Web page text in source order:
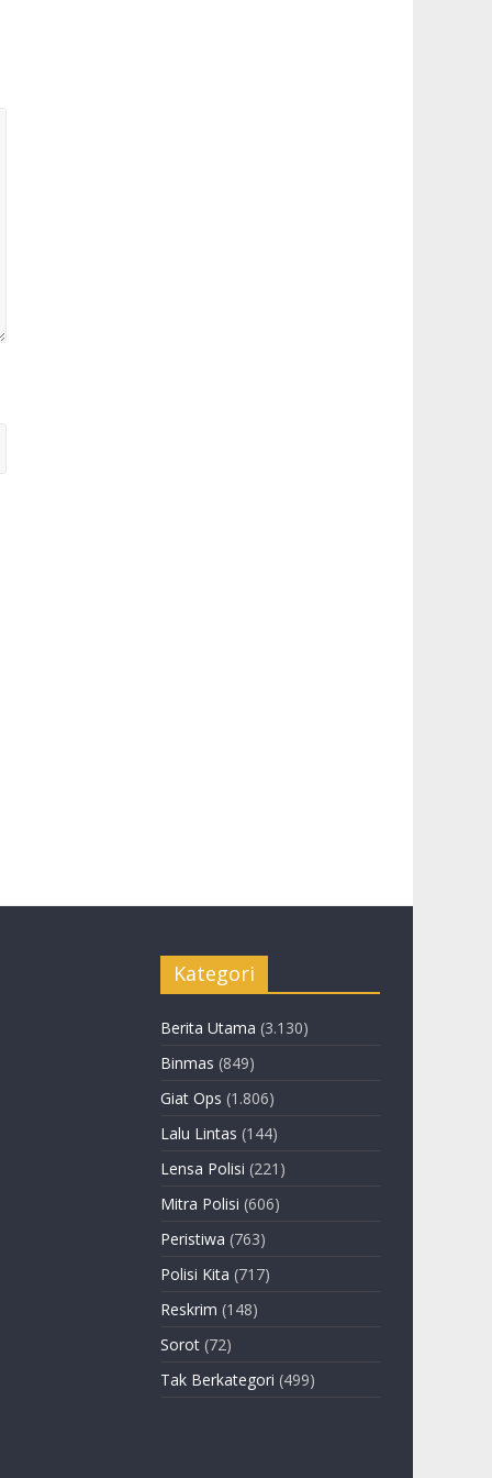
Kategori
Berita Utama (3.130)
Binmas (849)
Giat Ops (1.806)
Lalu Lintas (144)
Lensa Polisi (221)
Mitra Polisi (606)
Peristiwa (763)
Polisi Kita (717)
Reskrim (148)
Sorot (72)
Tak Berkategori (499)